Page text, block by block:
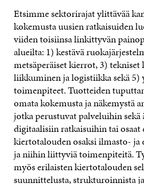
Etsimme sektorirajat ylittävää
kokemusta uusien ratkaisuiden
viiden toisiinsa linkittyvän
alueilta: 1) kestävä
metsäperäiset kierrot, 3)
liikkuminen ja logistiikka sekä 5)
toimenpiteet. Tuotteiden
omata kokemusta ja näkemystä
jotka perustuvat palveluihin
digitaalisiin ratkaisuihin tai osaat
kiertotalouden osaksi ilmasto- ja
ja niihin liittyviä toimenpiteitä.
myös erilaisten kiertotalouden
suunnittelusta, strukturoinnista